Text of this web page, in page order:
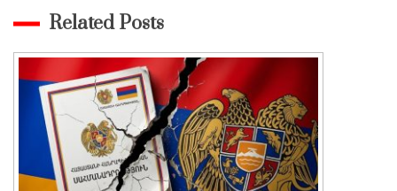
Related Posts